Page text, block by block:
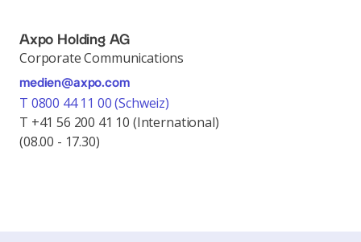
Axpo Holding AG
Corporate Communications
medien@axpo.com
T 0800 44 11 00 (Schweiz)
T +41 56 200 41 10 (International)
(08.00 - 17.30)